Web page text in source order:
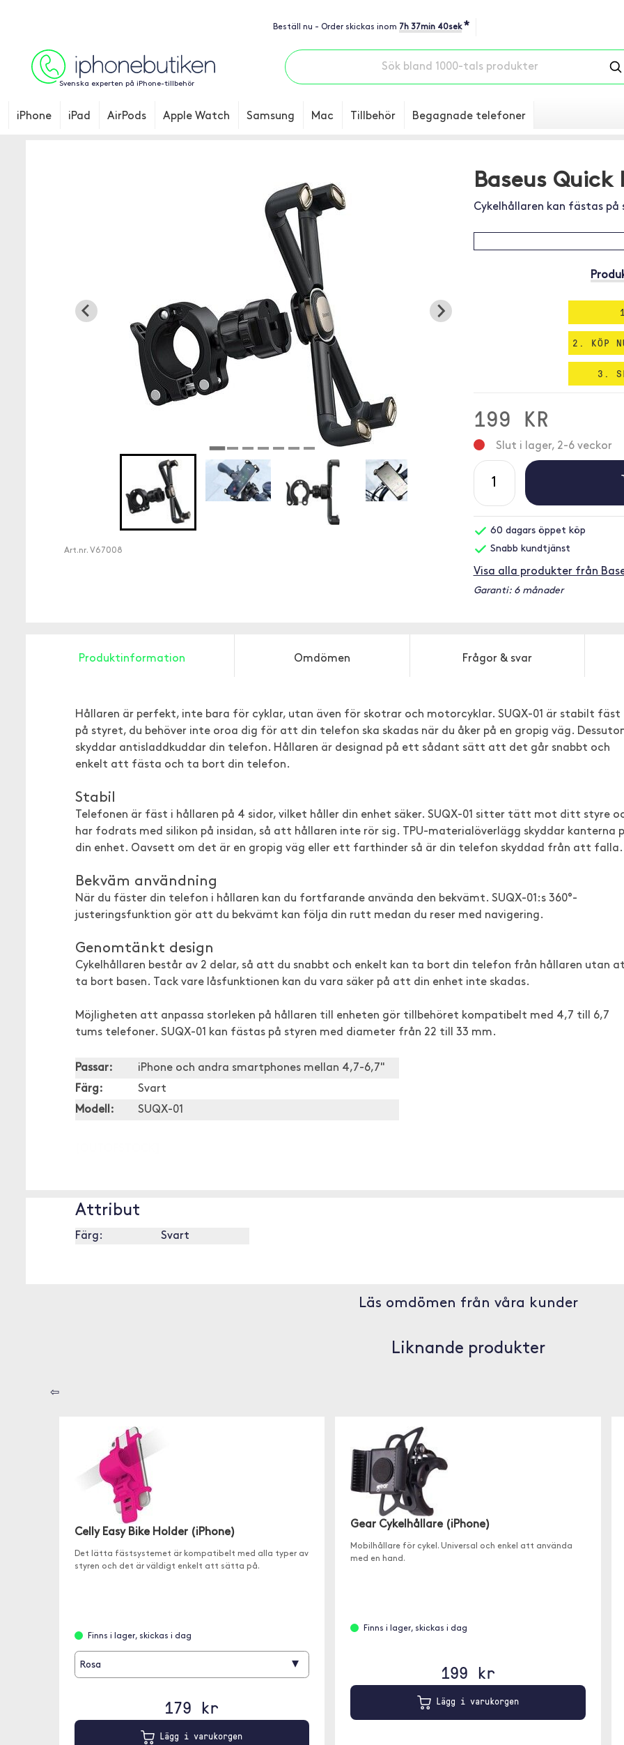
Beställ nu - Order skickas inom 7h 37min 39sek *
Svenska experten på iPhone-tillbehör
iPhone iPad AirPods Apple Watch Samsung Mac Tillbehör Begagnade telefoner
Art.nr. V67008
Baseus
Cykelhållaren kan fästas
2. KÖP
3.
199 KR
Slut i lager, 2-6 veckor
60 dagars öppet köp
Snabb kundtjänst
Visa alla produkter från
Garanti: 6 månader
Produktinformation Omdömen Frågor & svar
Hållaren är perfekt, inte bara för cyklar, utan även för skotrar och motorcyklar. SUQX-01 är stabilt fäst
på styret, du behöver inte oroa dig för att din telefon ska skadas när du åker på en gropig väg.
skyddar antisladdkuddar din telefon. Hållaren är designad på ett sådant sätt att det går snabbt och
enkelt att fästa och ta bort din telefon.
Stabil
Telefonen är fäst i hållaren på 4 sidor, vilket håller din enhet säker. SUQX-01 sitter tätt mot ditt styre
har fodrats med silikon på insidan, så att hållaren inte rör sig. TPU-materialöverlägg skyddar kanterna
din enhet. Oavsett om det är en gropig väg eller ett farthinder så är din telefon skyddad från att falla.
Bekväm användning
När du fäster din telefon i hållaren kan du fortfarande använda den bekvämt. SUQX-01:s 360°-
justeringsfunktion gör att du bekvämt kan följa din rutt medan du reser med navigering.
Genomtänkt design
Cykelhållaren består av 2 delar, så att du snabbt och enkelt kan ta bort din telefon från hållaren utan
ta bort basen. Tack vare låsfunktionen kan du vara säker på att din enhet inte skadas.
Möjligheten att anpassa storleken på hållaren till enheten gör tillbehöret kompatibelt med 4,7 till 6,7
tums telefoner. SUQX-01 kan fästas på styren med diameter från 22 till 33 mm.
Passar:
iPhone och andra smartphones mellan 4,7-6,7"
Färg:
Svart
Modell:
SUQX-01
Attribut
Färg: Svart
Läs omdömen från våra kunder
Liknande produkter
⇦
Celly Easy Bike Holder (iPhone)
Det lätta fästsystemet är kompatibelt med alla typer av
styren och det är väldigt enkelt att sätta på.
Finns i lager, skickas i dag
Rosa ▾
179 kr
Lägg i varukorgen
Gear Cykelhållare (iPhone)
Mobilhållare för cykel. Universal och enkel att använda
med en hand.
Finns i lager, skickas i dag
199 kr
Lägg i varukorgen